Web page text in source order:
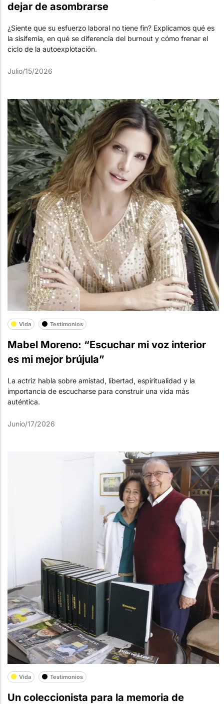
dejar de asombrarse
¿Siente que su esfuerzo laboral no tiene fin? Explicamos qué es
la sisifemia, en qué se diferencia del burnout y cómo frenar el
ciclo de la autoexplotación.
Julio/15/2026
Vida Testimonios
Mabel Moreno: “Escuchar mi voz interior
es mi mejor brújula”
La actriz habla sobre amistad, libertad, espiritualidad y la
importancia de escucharse para construir una vida más
auténtica.
Junio/17/2026
Vida Testimonios
Un coleccionista para la memoria de